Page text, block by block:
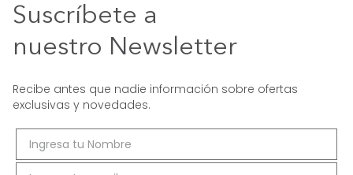
Suscríbete a
nuestro Newsletter
Recibe antes que nadie información sobre ofertas
exclusivas y novedades.